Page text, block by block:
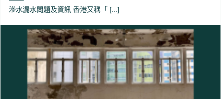
滲水漏水問題及資訊 香港又稱「 [...]